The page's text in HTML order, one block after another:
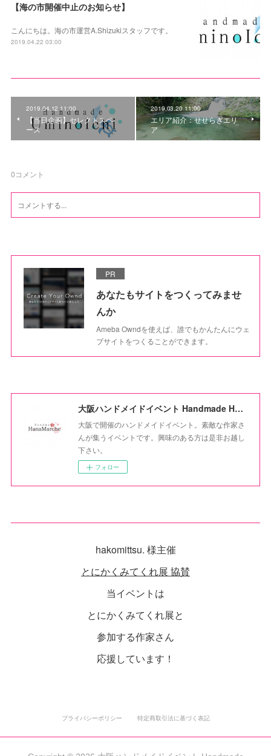
【海の市開催中止のお知らせ】
こんにちは。海の市運営A.Shizukiスタッフです。
2019.04.22 03:00
2019.04.12 11:00
【当日企画】セレクトスペ
ース
2019.03.20 11:00
エリア紹介：せせらぎエリ
ア
0コメント
PR
あなたもサイトをつくってみませ
んか
Ameba Owndを使えば、誰でもかんたんにウェ
ブサイトをつくることができます。
大阪ハンドメイドイベント Handmade HanaMarche
大阪で開催のハンドメイドイベント。素敵な作家さ
んが集うイベントです。興味のある方は是非お越し
下さい。
フォロー
hakomittsu. 様主催
とにかくみてくれ展 協賛
当イベントは
とにかくみてくれ展と
参加する作家さん
応援しています！
プライバシーポリシー 特定商取引法に基づく表記